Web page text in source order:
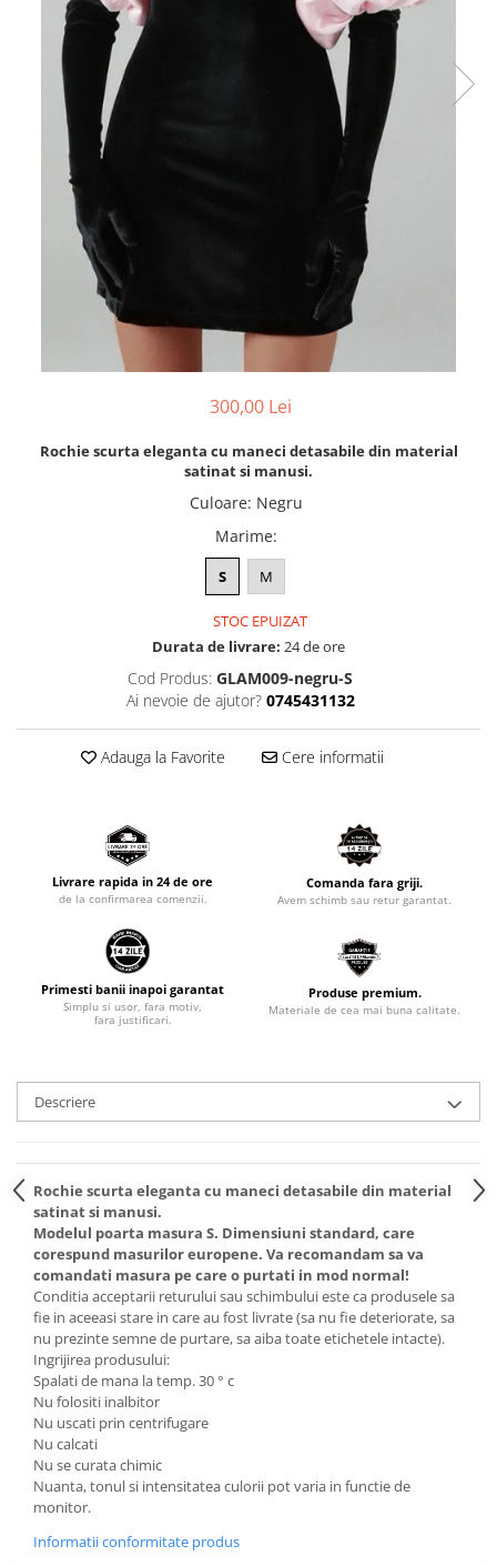
300,00 Lei
Rochie scurta eleganta cu maneci detasabile din material
satinat si manusi.
Culoare: Negru
Marime:
S M
STOC EPUIZAT
Durata de livrare: 24 de ore
Cod Produs: GLAM009-negru-S
Ai nevoie de ajutor? 0745431132
Adauga la Favorite Cere informatii
Livrare rapida in 24 de ore
de la confirmarea comenzii.
Comanda fara griji.
Avem schimb sau retur garantat.
Primesti banii inapoi garantat
Simplu si usor, fara motiv,
fara justificari.
Produse premium.
Materiale de cea mai buna calitate.
Descriere
Rochie scurta eleganta cu maneci detasabile din material
satinat si manusi.
Modelul poarta masura S. Dimensiuni standard, care
corespund masurilor europene. Va recomandam sa va
comandati masura pe care o purtati in mod normal!
Conditia acceptarii returului sau schimbului este ca produsele sa
fie in aceeasi stare in care au fost livrate (sa nu fie deteriorate, sa
nu prezinte semne de purtare, sa aiba toate etichetele intacte).
Ingrijirea produsului:
Spalati de mana la temp. 30 ° c
Nu folositi inalbitor
Nu uscati prin centrifugare
Nu calcati
Nu se curata chimic
Nuanta, tonul si intensitatea culorii pot varia in functie de
monitor.
Informatii conformitate produs